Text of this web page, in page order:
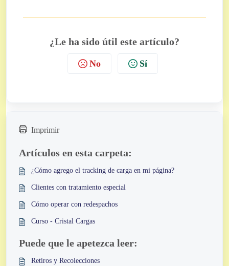
¿Le ha sido útil este artículo?
No Sí
Imprimir
Artículos en esta carpeta:
¿Cómo agrego el tracking de carga en mi página?
Clientes con tratamiento especial
Cómo operar con redespachos
Curso - Cristal Cargas
Puede que le apetezca leer:
Retiros y Recolecciones